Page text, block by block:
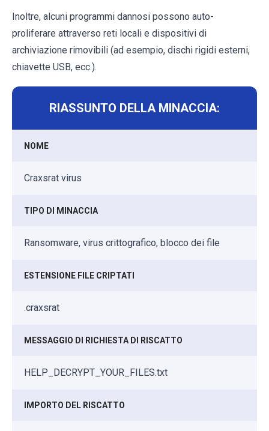
Inoltre, alcuni programmi dannosi possono auto-
proliferare attraverso reti locali e dispositivi di
archiviazione rimovibili (ad esempio, dischi rigidi esterni,
chiavette USB, ecc.).
RIASSUNTO DELLA MINACCIA:
NOME
Craxsrat virus
TIPO DI MINACCIA
Ransomware, virus crittografico, blocco dei file
ESTENSIONE FILE CRIPTATI
.craxsrat
MESSAGGIO DI RICHIESTA DI RISCATTO
HELP_DECRYPT_YOUR_FILES.txt
IMPORTO DEL RISCATTO